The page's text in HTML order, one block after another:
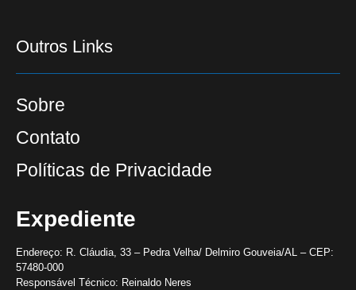
Outros Links
Sobre
Contato
Políticas de Privacidade
Expediente
Endereço: R. Cláudia, 33 – Pedra Velha/ Delmiro Gouveia/AL – CEP:
57480-000
Responsável Técnico: Reinaldo Neres